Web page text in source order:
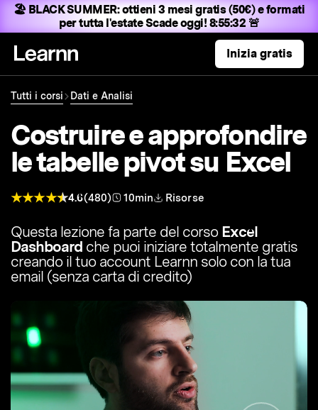
🏖️ BLACK SUMMER:ottieni 3 mesi gratis (50€) e formati
per tutta l'estateScade oggi! 8:55:31 🚨
Inizia gratis
Tutti i corsi Dati e Analisi
Costruire e approfondire
le tabelle pivot su Excel
4.6(480) 10min Risorse
Questa lezione fa parte del corso Excel
Dashboard che puoi iniziare totalmente gratis
creando il tuo account Learnn solo con la tua
email (senza carta di credito)